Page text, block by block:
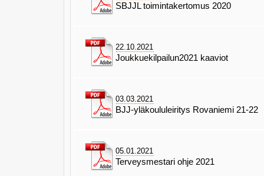
SBJJL toimintakertomus 2020
22.10.2021
Joukkuekilpailun2021 kaaviot
03.03.2021
BJJ-yläkoululeiritys Rovaniemi 21-22
05.01.2021
Terveysmestari ohje 2021